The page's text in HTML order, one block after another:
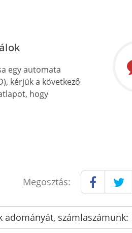
egy automata
kérjük a következő
hogy
Megosztás:
adományát, számlaszámunk: